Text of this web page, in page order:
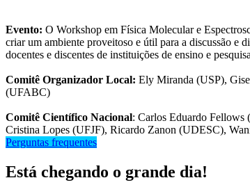
Evento: O Workshop em Física Molecular e
criar um ambiente proveitoso e útil para a discussão e
docentes e discentes de instituições de ensino e
Comitê Organizador Local: Ely Miranda (USP),
(UFABC)
Comitê Científico Nacional: Carlos Eduardo
Cristina Lopes (UFJF), Ricardo Zanon (UDESC),
Perguntas frequentes
Está chegando o grande dia!